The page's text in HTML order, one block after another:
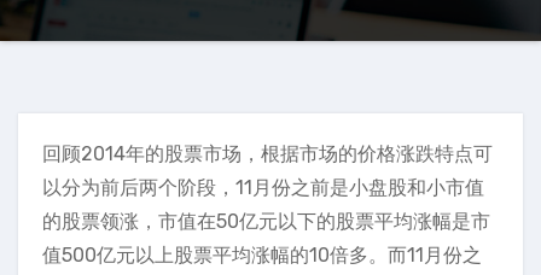
回顾2014年的股票市场，根据市场的价格涨跌特点可
以分为前后两个阶段，11月份之前是小盘股和小市值
的股票领涨，市值在50亿元以下的股票平均涨幅是市
值500亿元以上股票平均涨幅的10倍多。而11月份之